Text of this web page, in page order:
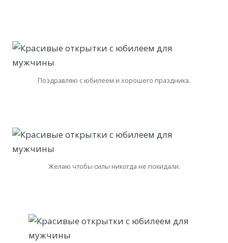
Поздравляю с юбилеем и хорошего праздника.
Желаю чтобы силы никогда не покидали.